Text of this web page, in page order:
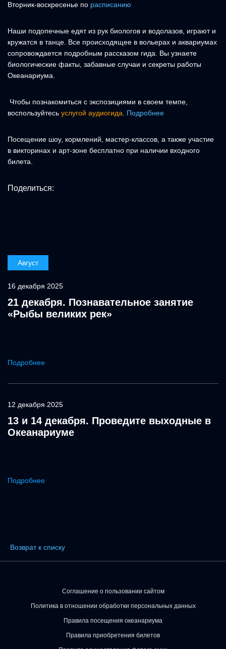
Вторник-воскресенье по расписанию
Наши подопечные едят из рук биологов и водолазов, играют и
кружатся в танце. Все происходящее в вольерах и аквариумах
сопровождается подробным рассказом гида. Вы узнаете
биологические факты, забавные случаи и секреты работы
Океанариума.
Чтобы познакомиться с экспозициями в своем темпе,
воспользуйтесь услугой аудиогида Подробнее
Посещение шоу, кормлений, мастер-классов, а также участие
в викторинах и арт-зоне бесплатно при наличии входного
билета.
Поделиться:
Август
16 декабря 2025
21 декабря. Познавательное занятие
«Рыбы великих рек»
Подробнее
12 декабря 2025
13 и 14 декабря. Проведите выходные в
Океанариуме
Подробнее
Возврат к списку
Соглашение о пользовании сайтом
Политика в отношении обработки персональных данных
Правила посещения океанариума
Правила приобретения билетов